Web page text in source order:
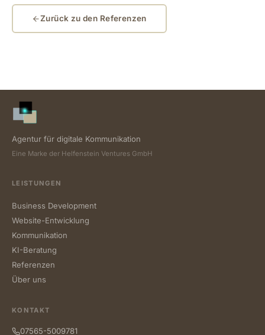
Zurück zu den Referenzen
Agentur für digitale Kommunikation
Eine Marke der Helfenstein Ventures GmbH
LEISTUNGEN
Business Development
Website-Entwicklung
Kommunikation
KI-Beratung
Referenzen
Über uns
KONTAKT
07565-5009781